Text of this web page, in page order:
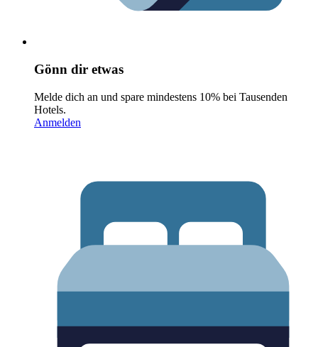
Gönn dir etwas
Melde dich an und spare mindestens 10% bei Tausenden
Hotels.
Anmelden